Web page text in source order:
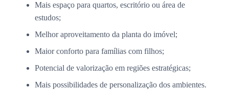
Mais espaço para quartos, escritório ou área de
estudos;
Melhor aproveitamento da planta do imóvel;
Maior conforto para famílias com filhos;
Potencial de valorização em regiões estratégicas;
Mais possibilidades de personalização dos ambientes.